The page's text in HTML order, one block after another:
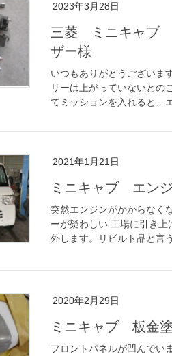
2023年3月28日
三菱 ミニキャブ
ザー様
いつもありがとうございま
リーは上がっていないとの
てミッションを入れると、
2021年1月21日
ミニキャブ エン
突然エンジンがかからなく
ーが疑わしい 工場に引き
外します。リビルト品と言
2020年2月29日
ミニキャブ 板金
フロントパネルが凹んでい